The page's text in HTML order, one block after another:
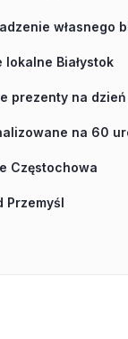
własnego
Białystok
prezenty na dzień
na 60
Częstochowa
Przemyśl